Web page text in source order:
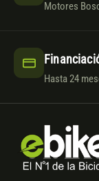
Motores
Hasta 24